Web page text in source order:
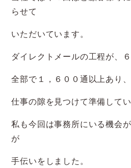
らせて
いただいています。
ダイレクトメールの工程が、
全部で１，６００通以上あり
仕事の隙を見つけて準備してい
私も今回は事務所にいる機会
が
手伝いをしました。